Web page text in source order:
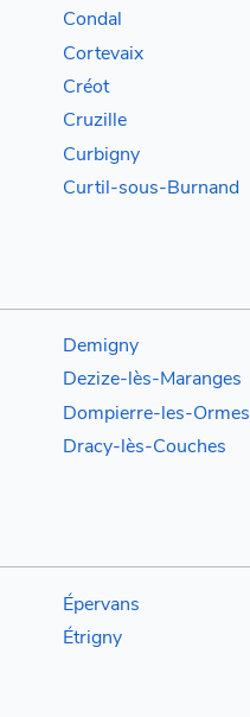
Condal
Cortevaix
Créot
Cruzille
Curbigny
Curtil-sous-Burnand
Demigny
Dezize-lès-Maranges
Dompierre-les-Ormes
Dracy-lès-Couches
Épervans
Étrigny